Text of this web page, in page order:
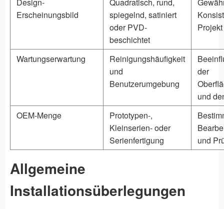
Erscheinungsbild
spiegelnd, satiniert
oder PVD-
beschichtet
Projekt
Wartungserwartung
Reinigungshäufigkeit
und
Benutzerumgebung
der
und
OEM-Menge
Prototypen-,
Kleinserien- oder
Serienfertigung
und
Allgemeine
Installationsüberlegungen